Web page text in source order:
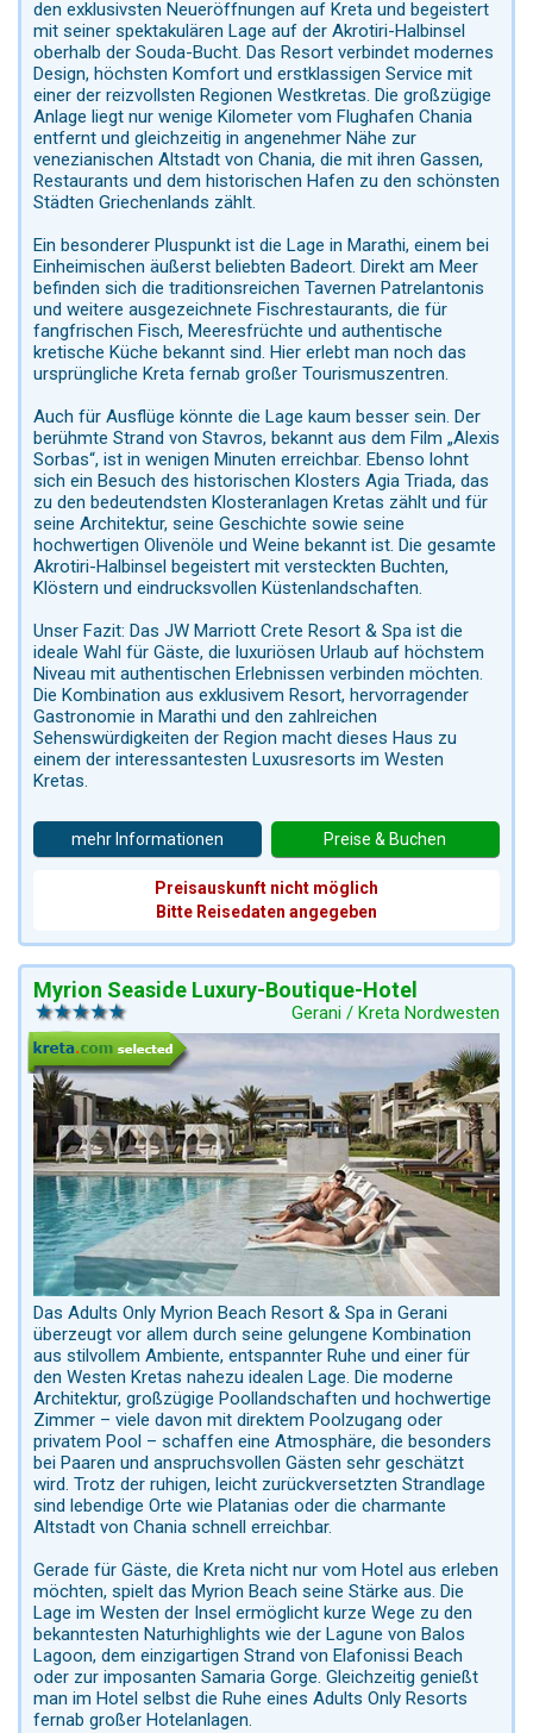
den exklusivsten Neueröffnungen auf Kreta und begeistert
mit seiner spektakulären Lage auf der Akrotiri-Halbinsel
oberhalb der Souda-Bucht. Das Resort verbindet modernes
Design, höchsten Komfort und erstklassigen Service mit
einer der reizvollsten Regionen Westkretas. Die großzügige
Anlage liegt nur wenige Kilometer vom Flughafen Chania
entfernt und gleichzeitig in angenehmer Nähe zur
venezianischen Altstadt von Chania, die mit ihren Gassen,
Restaurants und dem historischen Hafen zu den schönsten
Städten Griechenlands zählt.
Ein besonderer Pluspunkt ist die Lage in Marathi, einem bei
Einheimischen äußerst beliebten Badeort. Direkt am Meer
befinden sich die traditionsreichen Tavernen Patrelantonis
und weitere ausgezeichnete Fischrestaurants, die für
fangfrischen Fisch, Meeresfrüchte und authentische
kretische Küche bekannt sind. Hier erlebt man noch das
ursprüngliche Kreta fernab großer Tourismuszentren.
Auch für Ausflüge könnte die Lage kaum besser sein. Der
berühmte Strand von Stavros, bekannt aus dem Film „Alexis
Sorbas“, ist in wenigen Minuten erreichbar. Ebenso lohnt
sich ein Besuch des historischen Klosters Agia Triada, das
zu den bedeutendsten Klosteranlagen Kretas zählt und für
seine Architektur, seine Geschichte sowie seine
hochwertigen Olivenöle und Weine bekannt ist. Die gesamte
Akrotiri-Halbinsel begeistert mit versteckten Buchten,
Klöstern und eindrucksvollen Küstenlandschaften.
Unser Fazit: Das JW Marriott Crete Resort & Spa ist die
ideale Wahl für Gäste, die luxuriösen Urlaub auf höchstem
Niveau mit authentischen Erlebnissen verbinden möchten.
Die Kombination aus exklusivem Resort, hervorragender
Gastronomie in Marathi und den zahlreichen
Sehenswürdigkeiten der Region macht dieses Haus zu
einem der interessantesten Luxusresorts im Westen
Kretas.
mehr Informationen
Preisauskunft nicht möglich
Bitte Reisedaten angegeben
Preise & Buchen
Myrion Seaside Luxury-Boutique-Hotel
Gerani / Kreta Nordwesten
Das Adults Only Myrion Beach Resort & Spa in Gerani
überzeugt vor allem durch seine gelungene Kombination
aus stilvollem Ambiente, entspannter Ruhe und einer für
den Westen Kretas nahezu idealen Lage. Die moderne
Architektur, großzügige Poollandschaften und hochwertige
Zimmer – viele davon mit direktem Poolzugang oder
privatem Pool – schaffen eine Atmosphäre, die besonders
bei Paaren und anspruchsvollen Gästen sehr geschätzt
wird. Trotz der ruhigen, leicht zurückversetzten Strandlage
sind lebendige Orte wie Platanias oder die charmante
Altstadt von Chania schnell erreichbar.
Gerade für Gäste, die Kreta nicht nur vom Hotel aus erleben
möchten, spielt das Myrion Beach seine Stärke aus. Die
Lage im Westen der Insel ermöglicht kurze Wege zu den
bekanntesten Naturhighlights wie der Lagune von Balos
Lagoon, dem einzigartigen Strand von Elafonissi Beach
oder zur imposanten Samaria Gorge. Gleichzeitig genießt
man im Hotel selbst die Ruhe eines Adults Only Resorts
fernab großer Hotelanlagen.